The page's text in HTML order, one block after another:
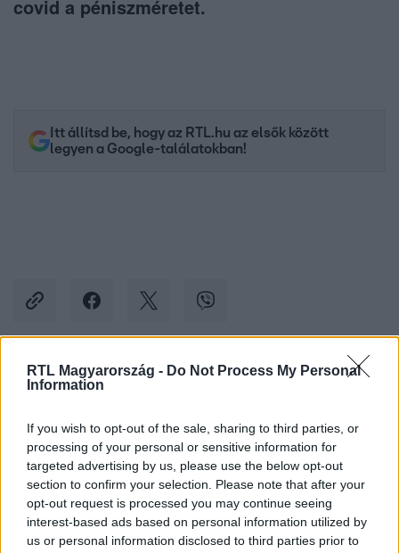
RTL Magyarország - Do Not Process My Personal
Information
If you wish to opt-out of the sale, sharing to third parties, or
processing of your personal or sensitive information for
targeted advertising by us, please use the below opt-out
section to confirm your selection. Please note that after your
opt-out request is processed you may continue seeing
interest-based ads based on personal information utilized by
us or personal information disclosed to third parties prior to
covid a péniszméretet.
Itt állítsd be, hogy az RTL.hu az elsők között
legyen a Google-találatokban!
Kövess minket, és értesülj a friss hírekről a
Követem